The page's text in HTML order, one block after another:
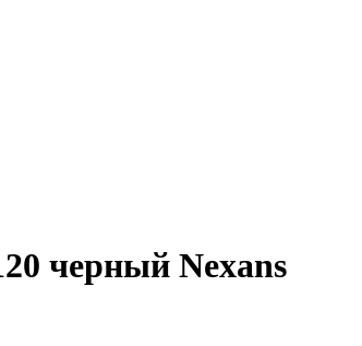
черный Nexans